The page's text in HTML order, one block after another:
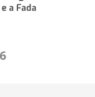
a Fada